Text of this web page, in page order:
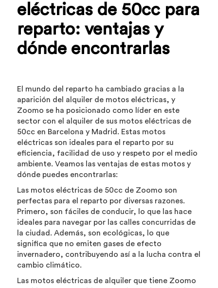
eléctricas de 50cc para
reparto: ventajas y
dónde encontrarlas
El mundo del reparto ha cambiado gracias a la
aparición del alquiler de motos eléctricas, y
Zoomo se ha posicionado como líder en este
sector con el alquiler de sus motos eléctricas de
50cc en Barcelona y Madrid. Estas motos
eléctricas son ideales para el reparto por su
eficiencia, facilidad de uso y respeto por el medio
ambiente. Veamos las ventajas de estas motos y
dónde puedes encontrarlas:
Las motos eléctricas de 50cc de Zoomo son
perfectas para el reparto por diversas razones.
Primero, son fáciles de conducir, lo que las hace
ideales para navegar por las calles concurridas de
la ciudad. Además, son ecológicas, lo que
significa que no emiten gases de efecto
invernadero, contribuyendo así a la lucha contra el
cambio climático.
Las motos eléctricas de alquiler que tiene Zoomo